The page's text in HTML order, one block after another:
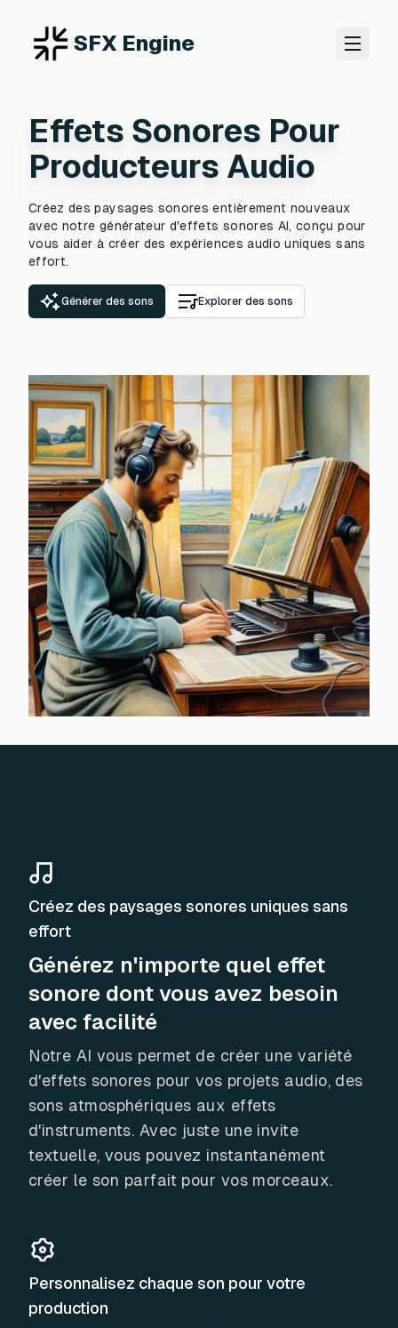
SFX Engine
Effets Sonores Pour
Producteurs Audio
Créez des paysages sonores entièrement nouveaux
avec notre générateur d'effets sonores AI, conçu pour
vous aider à créer des expériences audio uniques sans
effort.
Générer des sons Explorer des sons
Créez des paysages sonores uniques sans
effort
Générez n'importe quel effet
sonore dont vous avez besoin
avec facilité
Notre AI vous permet de créer une variété
d'effets sonores pour vos projets audio, des
sons atmosphériques aux effets
d'instruments. Avec juste une invite
textuelle, vous pouvez instantanément
créer le son parfait pour vos morceaux.
Personnalisez chaque son pour votre
production